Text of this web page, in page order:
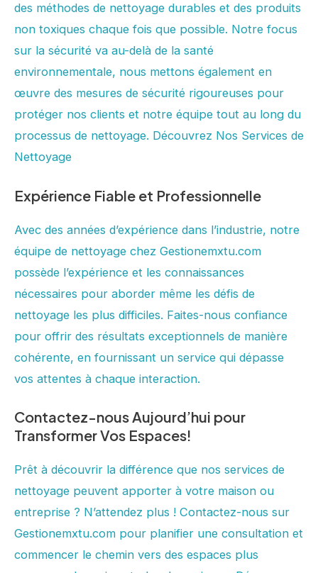
des méthodes de nettoyage durables et des produits
non toxiques chaque fois que possible. Notre focus
sur la sécurité va au-delà de la santé
environnementale, nous mettons également en
œuvre des mesures de sécurité rigoureuses pour
protéger nos clients et notre équipe tout au long du
processus de nettoyage. Découvrez Nos Services de
Nettoyage
Expérience Fiable et Professionnelle
Avec des années d’expérience dans l’industrie, notre
équipe de nettoyage chez Gestionemxtu.com
possède l’expérience et les connaissances
nécessaires pour aborder même les défis de
nettoyage les plus difficiles. Faites-nous confiance
pour offrir des résultats exceptionnels de manière
cohérente, en fournissant un service qui dépasse
vos attentes à chaque interaction.
Contactez-nous Aujourd’hui pour
Transformer Vos Espaces!
Prêt à découvrir la différence que nos services de
nettoyage peuvent apporter à votre maison ou
entreprise ? N’attendez plus ! Contactez-nous sur
Gestionemxtu.com pour planifier une consultation et
commencer le chemin vers des espaces plus